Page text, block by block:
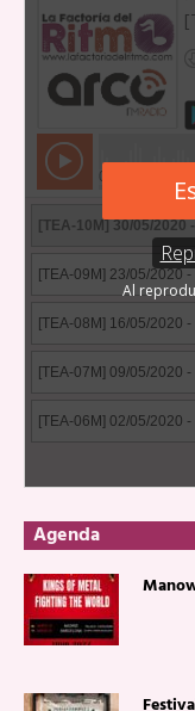
Agenda